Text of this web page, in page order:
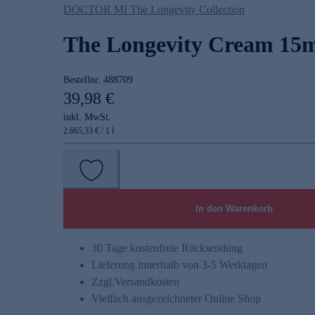
DOCTOR MI The Longevity Collection
The Longevity Cream
Bestellnr. 488709
39,98 €
inkl. MwSt.
2.665,33 € / 1 l
In den Warenkorb
30 Tage kostenfreie Rücksendung
Lieferung innerhalb von 3-5 Werktagen
Zzgl.Versandkosten
Vielfach ausgezeichneter Online Shop